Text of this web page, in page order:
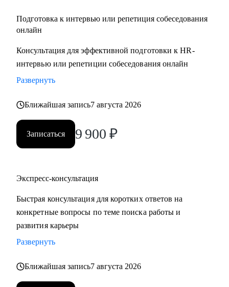
Подготовка к интервью или репетиция собеседования
онлайн
Консультация для эффективной подготовки к HR-
интервью или репетиции собеседования онлайн
Развернуть
Ближайшая запись7 августа 2026
Записаться 9 900 ₽
Экспресс-консультация
Быстрая консультация для коротких ответов на
конкретные вопросы по теме поиска работы и
развития карьеры
Развернуть
Ближайшая запись7 августа 2026